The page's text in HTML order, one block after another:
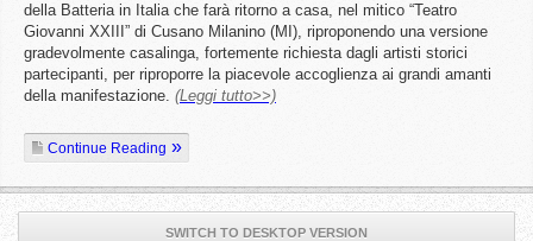
della Batteria in Italia che farà ritorno a casa, nel mitico “Teatro
Giovanni XXIII” di Cusano Milanino (MI), riproponendo una versione
gradevolmente casalinga, fortemente richiesta dagli artisti storici
partecipanti, per riproporre la piacevole accoglienza ai grandi amanti
della manifestazione. (Leggi tutto>>)
Continue Reading
SWITCH TO DESKTOP VERSION